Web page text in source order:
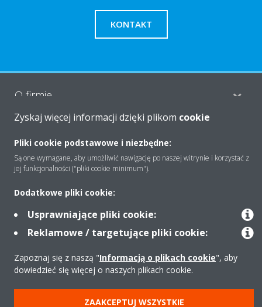
KONTAKT
O firmie
Rozwiązania
Produkty
Copyright © Daikin
Zastrzeżenia prawne
Cookies
Polityka Ochrony Danych
Zyskaj więcej informacji dzięki plikom cookie
Pliki cookie podstawowe i niezbędne:
Są one wymagane, aby umożliwić nawigację po naszej witrynie i korzystać z
jej funkcjonalności ("pliki cookie minimum").
Dodatkowe pliki cookie:
Usprawniające pliki cookie:
Reklamowe / targetujące pliki cookie:
Zapoznaj się z naszą "Informacją o plikach cookie", aby
dowiedzieć się więcej o naszych plikach cookie.
ZAAKCEPTUJ WSZYSTKIE